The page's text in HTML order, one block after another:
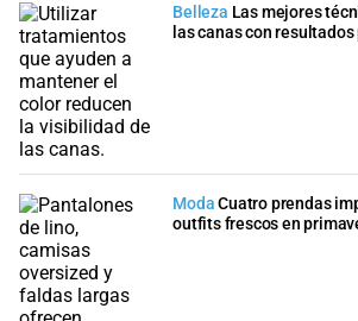
Belleza Las mejores
las canas con
ModaCuatro prendas
outfits frescos en